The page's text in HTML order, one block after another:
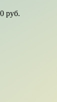
руб.